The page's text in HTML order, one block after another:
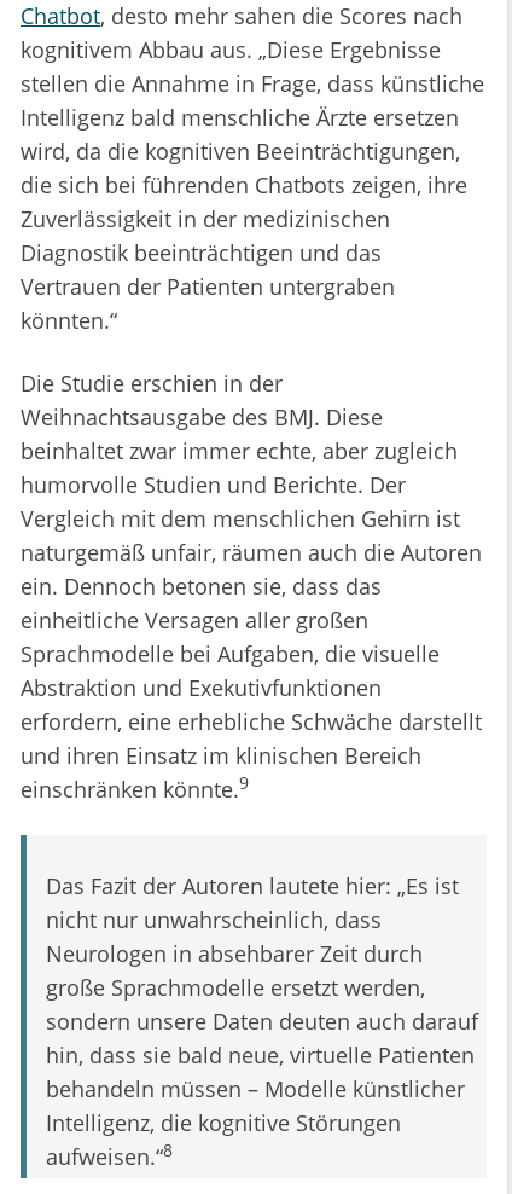
Chatbot, desto mehr sahen die Scores nach
kognitivem Abbau aus. „Diese Ergebnisse
stellen die Annahme in Frage, dass künstliche
Intelligenz bald menschliche Ärzte ersetzen
wird, da die kognitiven Beeinträchtigungen,
die sich bei führenden Chatbots zeigen, ihre
Zuverlässigkeit in der medizinischen
Diagnostik beeinträchtigen und das
Vertrauen der Patienten untergraben
könnten.“
Die Studie erschien in der
Weihnachtsausgabe des BMJ. Diese
beinhaltet zwar immer echte, aber zugleich
humorvolle Studien und Berichte. Der
Vergleich mit dem menschlichen Gehirn ist
naturgemäß unfair, räumen auch die Autoren
ein. Dennoch betonen sie, dass das
einheitliche Versagen aller großen
Sprachmodelle bei Aufgaben, die visuelle
Abstraktion und Exekutivfunktionen
erfordern, eine erhebliche Schwäche darstellt
und ihren Einsatz im klinischen Bereich
einschränken könnte.9
Das Fazit der Autoren lautete hier: „Es ist
nicht nur unwahrscheinlich, dass
Neurologen in absehbarer Zeit durch
große Sprachmodelle ersetzt werden,
sondern unsere Daten deuten auch darauf
hin, dass sie bald neue, virtuelle Patienten
behandeln müssen – Modelle künstlicher
Intelligenz, die kognitive Störungen
aufweisen.“8